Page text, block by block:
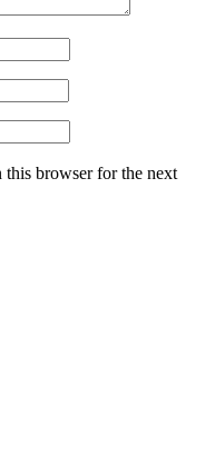
this browser for the next